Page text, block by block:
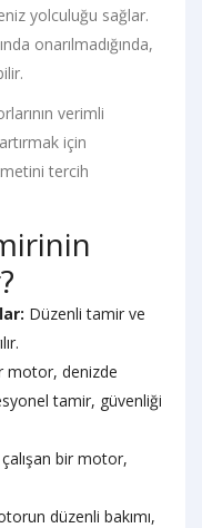
yolculuğu sağlar.
onarılmadığında,
verimli
için
tercih
Düzenli tamir ve
motor, denizde
tamir, güvenliği
bir motor,
düzenli bakımı,